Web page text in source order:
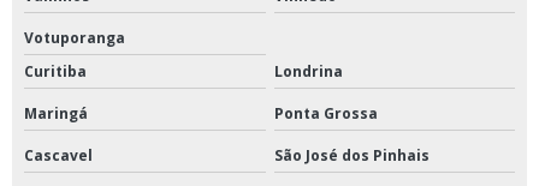
Votuporanga
Curitiba
Londrina
Maringá Ponta Grossa
Cascavel São José dos Pinhais